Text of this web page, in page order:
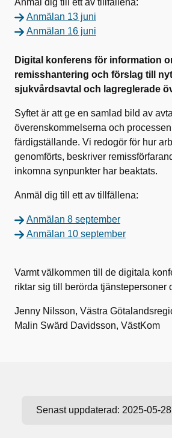
Anmäl dig till ett av tillfällena:
Anmälan 13 juni
Anmälan 16 juni
Digital konferens för information
remisshantering och förslag till
sjukvårdsavtal och lagreglerade
Syftet är att ge en samlad bild av
överenskommelserna och
färdigställande. Vi redogör för hur
genomförts, beskriver
inkomna synpunkter har beaktats.
Anmäl dig till ett av tillfällena:
Anmälan 8 september
Anmälan 10 september
Varmt välkommen till de digitala
riktar sig till berörda tjänstepersoner
Jenny Nilsson, Västra
Malin Swärd Davidsson, VästKom
Senast uppdaterad: 2025-05-